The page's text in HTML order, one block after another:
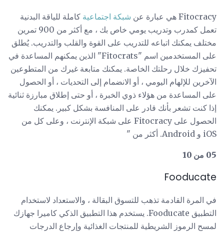
Fitocracy هي عبارة عن شبكة اجتماعية كاملة للياقة البدنية
تعمل كمدرب وتدريب يومي خاص بك ، مع أكثر من 900 تمرين
مختلف يمكنك اتباعه للتدريب على القوة والقلب والتدريب. يُطلق
على المستخدمين اسم "Fitocrats" الذين يمكنهم المساعدة في
تحفيزك خلال رحلتك الخاصة. يمكنك متابعة غيرك من المتطوعين
الآخرين للإلهام اليومي ، أو الانضمام إلى التحديات ، أو الحصول
على المساعدة من هؤلاء ذوي الخبرة ، أو حتى إطلاق مبارزة ثنائية
إذا كنت تشعر بأنك قادر على المنافسة بشكل كبير. يمكنك
الحصول على Fitocracy على شبكة الإنترنت ، وعلى كل من
iOS و Android. أكثر من "
05 من 10
Fooducate
في المرة القادمة تذهب للتسوق البقالة ، والاستعداد لاستخدام
التطبيق Fooducate. يستخدم هذا التطبيق الذكي كاميرا جهازك
لمسح الرموز الشريطية للمنتجات الغذائية وإرجاع الدرجات